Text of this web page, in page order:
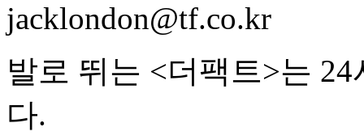
jacklondon@tf.co.kr
발로 뛰는 <더팩트>는
다.